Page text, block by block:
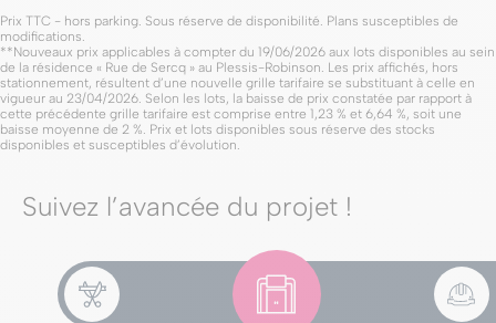
Prix TTC - hors parking. Sous réserve de disponibilité. Plans susceptibles de
modifications.
**Nouveaux prix applicables à compter du 19/06/2026 aux lots disponibles au sein
de la résidence « Rue de Sercq » au Plessis-Robinson. Les prix affichés, hors
stationnement, résultent d’une nouvelle grille tarifaire se substituant à celle en
vigueur au 23/04/2026. Selon les lots, la baisse de prix constatée par rapport à
cette précédente grille tarifaire est comprise entre 1,23 % et 6,64 %, soit une
baisse moyenne de 2 %. Prix et lots disponibles sous réserve des stocks
disponibles et susceptibles d’évolution.
Suivez l’avancée du projet !